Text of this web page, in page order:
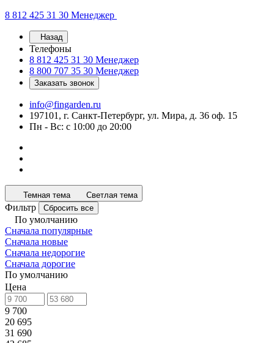
8 812 425 31 30 Менеджер
Назад
Телефоны
8 812 425 31 30 Менеджер
8 800 707 35 30 Менеджер
Заказать звонок
info@fingarden.ru
197101, г. Санкт-Петербург, ул. Мира, д. 36 оф. 15
Пн - Вс: с 10:00 до 20:00
Темная тема Светлая тема
Фильтр Сбросить все
По умолчанию
Сначала популярные
Сначала новые
Сначала недорогие
Сначала дорогие
По умолчанию
Цена
9 700
20 695
31 690